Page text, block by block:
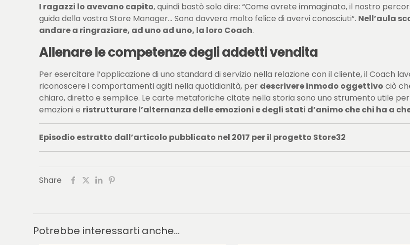
I ragazzi lo avevano capito, quindi bastò solo dire: “Come avrete immaginato, il nostro
guida della vostra Store Manager… Sono davvero molto felice di avervi conosciuti”. Nell’aula
andare a ringraziare, ad uno ad uno, la loro Coach.
Allenare le competenze degli addetti vendita
Per esercitare l’applicazione di uno standard di servizio nella relazione con il cliente, il Coach
riconoscere i comportamenti agiti nella quotidianità, per descrivere inmodo oggettivo ciò
chiaro, diretto e semplice. Le carte metaforiche citate nella storia sono uno strumento utile
emozioni e ristrutturare l’alternanza delle emozioni e degli stati d’animo che chi ha a
Episodio estratto dall’articolo pubblicato nel 2017 per il progetto Store32
Share
Potrebbe interessarti anche...